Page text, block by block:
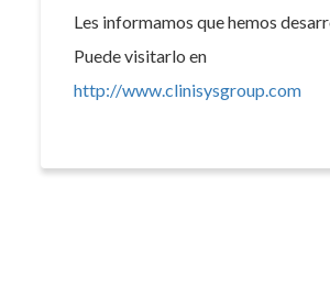
Les informamos que hemos
Puede visitarlo en
http://www.clinisysgroup.com